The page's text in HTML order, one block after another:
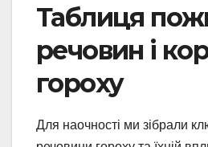
Таблиця
речовин і
гороху
Для наочності ми зібрали